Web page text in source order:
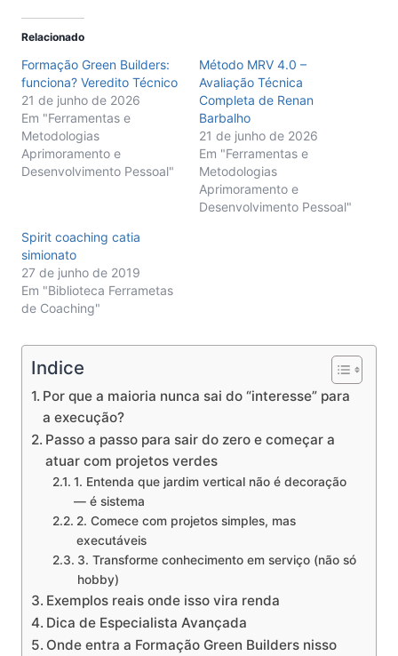
Relacionado
Formação Green Builders:
funciona? Veredito Técnico
21 de junho de 2026
Em "Ferramentas e
Metodologias
Aprimoramento e
Desenvolvimento Pessoal"
Método MRV 4.0 –
Avaliação Técnica
Completa de Renan
Barbalho
21 de junho de 2026
Em "Ferramentas e
Metodologias
Aprimoramento e
Desenvolvimento Pessoal"
Spirit coaching catia
simionato
27 de junho de 2019
Em "Biblioteca Ferrametas
de Coaching"
Indice
Por que a maioria nunca sai do “interesse” para
a execução?
Passo a passo para sair do zero e começar a
atuar com projetos verdes
1. Entenda que jardim vertical não é decoração
— é sistema
2. Comece com projetos simples, mas
executáveis
3. Transforme conhecimento em serviço (não só
hobby)
Exemplos reais onde isso vira renda
Dica de Especialista Avançada
Onde entra a Formação Green Builders nisso